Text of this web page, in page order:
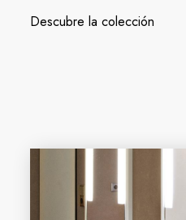
Descubre la colección